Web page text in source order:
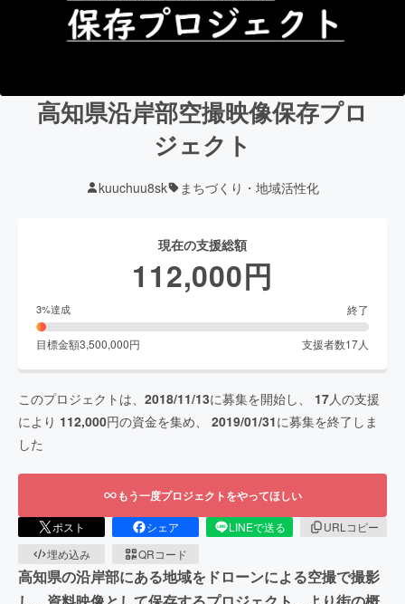
高知県沿岸部空撮映像保存プロ
ジェクト
kuuchuu8sk まちづくり・地域活性化
現在の支援総額
112,000円
3%達成 終了
目標金額3,500,000円 支援者数17人
このプロジェクトは、 2018/11/13に募集を開始し、 17人の支援
により 112,000円の資金を集め、 2019/01/31に募集を終了しま
した
もう一度プロジェクトをやってほしい
ポスト シェア LINEで送る
URLコピー
埋め込み
QRコード
高知県の沿岸部にある地域をドローンによる空撮で撮影